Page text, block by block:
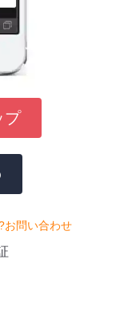
プ
お問い合わせ